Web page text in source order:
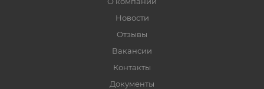
Новости
Отзывы
Вакансии
Контакты
Документы